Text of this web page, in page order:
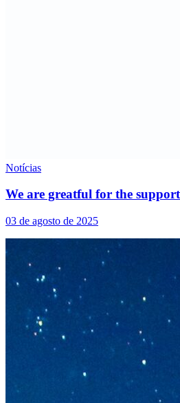
Notícias
We are greatful for the
03 de agosto de 2025